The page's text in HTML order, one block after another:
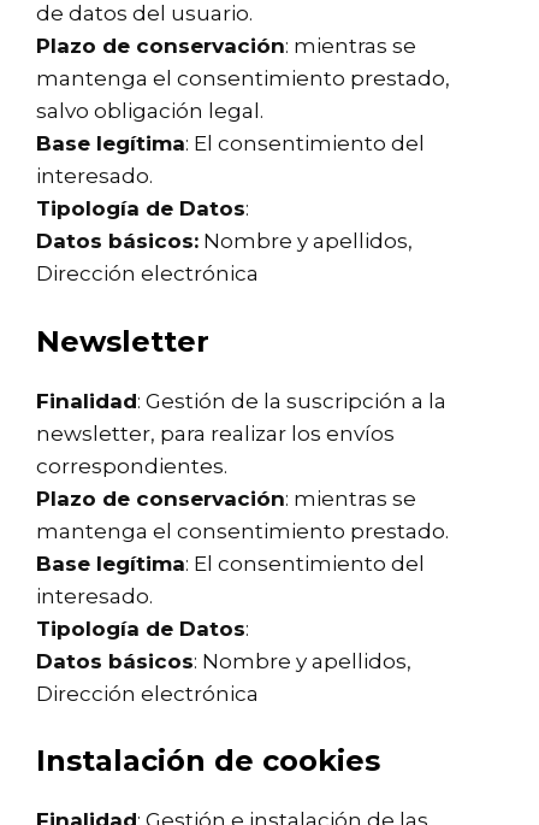
de datos del usuario.
Plazo de conservación: mientras se
mantenga el consentimiento prestado,
salvo obligación legal.
Base legítima: El consentimiento del
interesado.
Tipología de Datos:
Datos básicos: Nombre y apellidos,
Dirección electrónica
Newsletter
Finalidad: Gestión de la suscripción a la
newsletter, para realizar los envíos
correspondientes.
Plazo de conservación: mientras se
mantenga el consentimiento prestado.
Base legítima: El consentimiento del
interesado.
Tipología de Datos:
Datos básicos: Nombre y apellidos,
Dirección electrónica
Instalación de cookies
Finalidad: Gestión e instalación de las